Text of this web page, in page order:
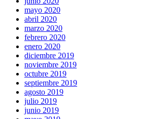
mayo 2020
abril 2020
marzo 2020
febrero 2020
enero 2020
diciembre 2019
noviembre 2019
octubre 2019
septiembre 2019
agosto 2019
julio 2019
junio 2019